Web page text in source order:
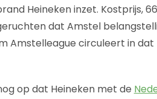
Heineken inzet. Kostprijs,
dat Amstel
Amstelleague circuleert in
op dat Heineken met de